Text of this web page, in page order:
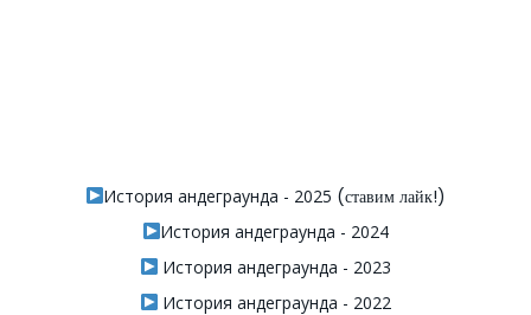
История андеграунда - 2025 (ставим лайк!)
История андеграунда - 2024
История андеграунда - 2023
История андеграунда - 2022